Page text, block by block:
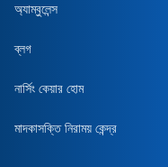
অ্যাম্বুলেন্স
ব্লগ
নার্সিং কেয়ার হোম
মাদকাসক্তি নিরাময় কেন্দ্র